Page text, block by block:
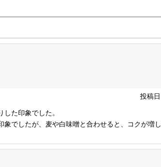
投稿
た印象でした。
でしたが、麦や白味噌と合わせると、コクが増